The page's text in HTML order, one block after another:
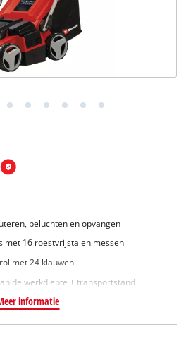
beluchten en opvangen
met 16 roestvrijstalen messen
met 24 klauwen
de werkdiepte + transportstand
informatie